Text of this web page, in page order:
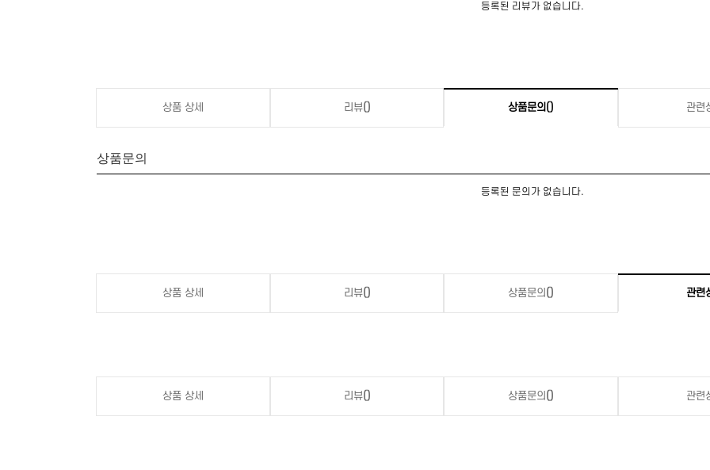
등록된 리뷰가 없습니다.
상품 상세 리뷰() 상품문의 () 관련
상품문의
등록된 문의가 없습니다.
상품 상세 리뷰() 상품문의 () 관련
상품 상세 리뷰() 상품문의 () 관련